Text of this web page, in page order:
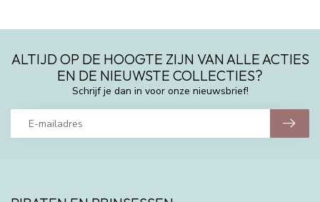
ALTIJD OP DE HOOGTE ZIJN VAN ALLE ACTIES
EN DE NIEUWSTE COLLECTIES?
Schrijf je dan in voor onze nieuwsbrief!